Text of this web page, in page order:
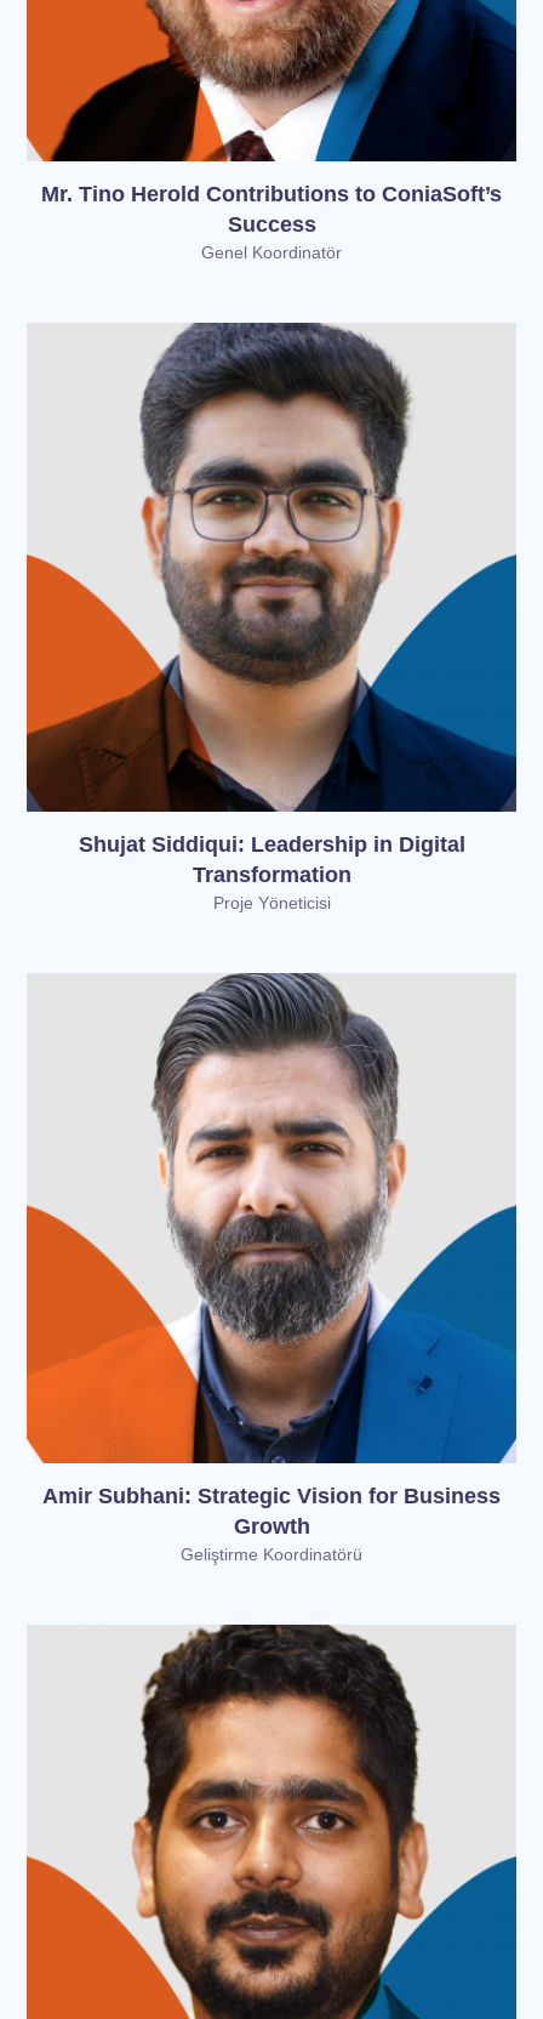
Mr. Tino Herold Contributions to ConiaSoft’s
Success
Genel Koordinatör
Shujat Siddiqui: Leadership in Digital
Transformation
Proje Yöneticisi
Amir Subhani: Strategic Vision for Business
Growth
Geliştirme Koordinatörü